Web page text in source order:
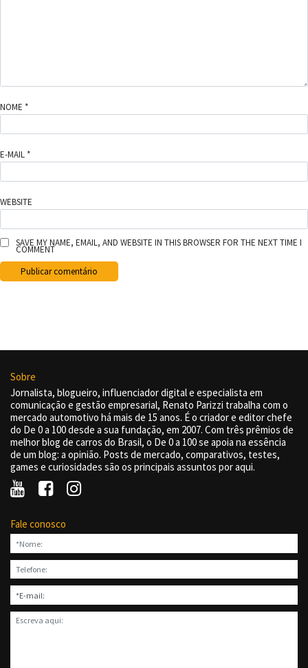
NOME *
E-MAIL *
WEBSITE
SAVE MY NAME, EMAIL, AND WEBSITE IN THIS BROWSER FOR THE NEXT TIME I
COMMENT
Sobre
Jornalista, blogueiro, influenciador digital e especialista em
comunicação e gestão empresarial, Renato Parizzi trabalha com o
mercado automotivo há mais de 15 anos. É o criador e editor chefe
do De 0 a 100 desde a sua fundação, em 2007. Com três prêmios de
melhor blog de carros do Brasil, o De 0 a 100 se apoia na essência
de um blog: a opinião. Posts de mercado, comparativos, testes,
games e curiosidades são os principais assuntos por aqui.
Fale conosco